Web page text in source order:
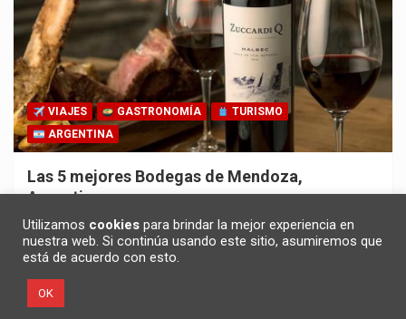
VIAJES GASTRONOMÍA
TURISMO
ARGENTINA
Las 5 mejores Bodegas de Mendoza,
Argentina
30/10/2025 Redacción
Copyright ©2026
Utilizamos cookies para brindar la mejor experiencia en
nuestra web. Si continúa usando este sitio, asumiremos que
está de acuerdo con esto.
OK